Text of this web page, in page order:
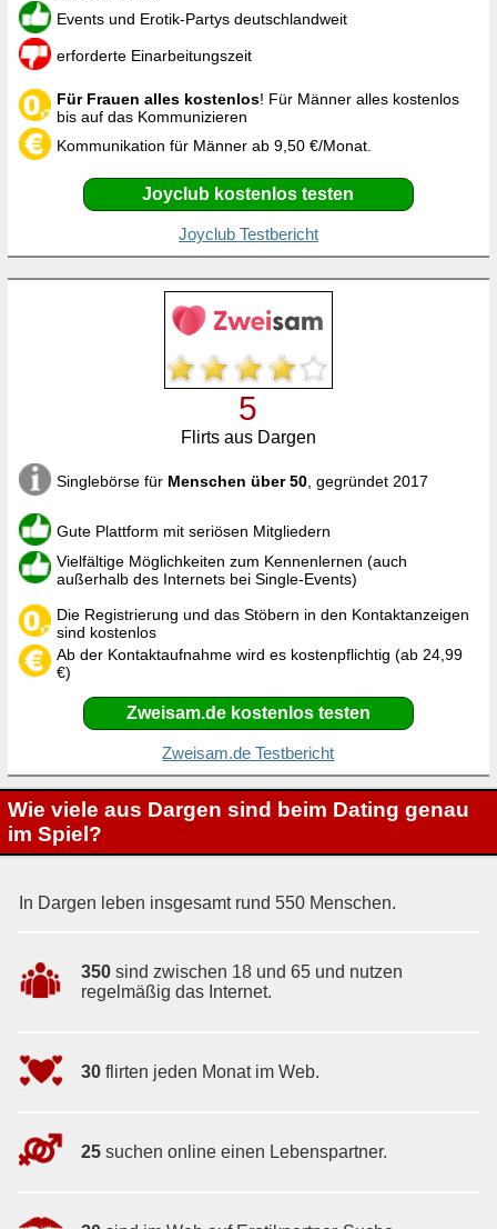
Events und Erotik-Partys deutschlandweit
erforderte Einarbeitungszeit
Für Frauen alles kostenlos! Für Männer alles kostenlos
bis auf das Kommunizieren
Kommunikation für Männer ab 9,50 €/Monat.
Joyclub kostenlos testen
Joyclub Testbericht
5
Flirts aus Dargen
Singlebörse für Menschen über 50 , gegründet 2017
Gute Plattform mit seriösen Mitgliedern
Vielfältige Möglichkeiten zum Kennenlernen (auch
außerhalb des Internets bei Single-Events)
Die Registrierung und das Stöbern in den Kontaktanzeigen
sind kostenlos
Ab der Kontaktaufnahme wird es kostenpflichtig (ab 24,99
€)
Zweisam.de kostenlos testen
Zweisam.de Testbericht
Wie viele aus Dargen sind beim Dating genau
im Spiel?
In Dargen leben insgesamt rund 550 Menschen.
350 sind zwischen 18 und 65 und nutzen
regelmäßig das Internet.
30 flirten jeden Monat im Web.
25 suchen online einen Lebenspartner.